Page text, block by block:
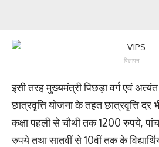
विज्ञापन
इसी तरह मुख्यमंत्री पिछड़ा वर्ग एवं अत्यंत
छात्रवृत्ति योजना के तहत छात्रवृत्ति दर
कक्षा पहली से चौथी तक 1200 रुपये,
रुपये तथा सातवीं से 10वीं तक के